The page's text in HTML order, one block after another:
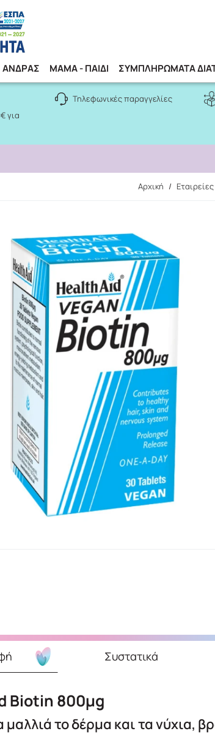
ΑΝΔΡΑΣ ΜΑΜΑ - ΠΑΙΔΙ ΣΥΜΠΛΗΡΩΜΑΤΑ
για
Τηλεφωνικές παραγγελίες
Αρχική / Εταιρείες
Συστατικά
Biotin 800μg
μαλλιά το δέρμα και τα νύχια,